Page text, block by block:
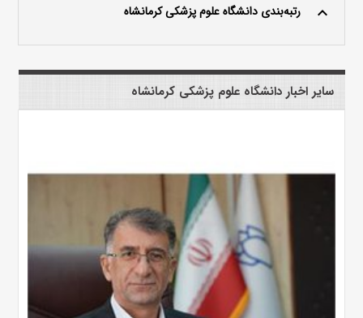
keyboard_arrow_up رتبه‌بندی دانشگاه علوم پزشکی کرمانشاه
سایر اخبار دانشگاه علوم پزشکی کرمانشاه